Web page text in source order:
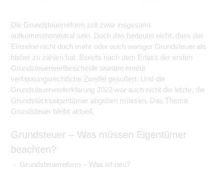
Die Grundsteuerreform soll zwar insgesamt
aufkommensneutral sein. Doch das bedeutet nicht, dass der
Einzelne nicht doch mehr oder auch weniger Grundsteuer als
bisher zu zahlen hat. Bereits nach dem Erlass der ersten
Grundsteuerwertbescheide wurden erneut
verfassungsrechtliche Zweifel geäußert. Und die
Grundsteuerwerterklärung 2022 war auch nicht die letzte, die
Grundstückseigentümer abgeben müssen. Das Thema
Grundsteuer bleibt aktuell.
Grundsteuer – Was müssen Eigentümer
beachten?
Grundsteuerreform – Was ist neu?